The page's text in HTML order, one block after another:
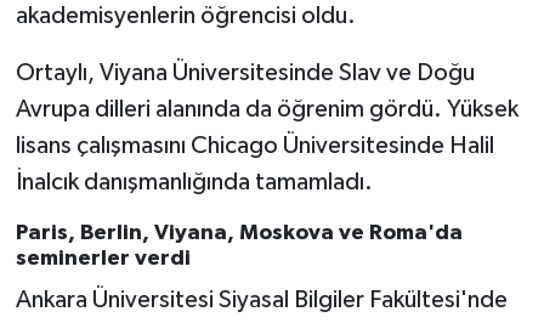
akademisyenlerin öğrencisi oldu.
Ortaylı, Viyana Üniversitesinde Slav ve Doğu
Avrupa dilleri alanında da öğrenim gördü. Yüksek
lisans çalışmasını Chicago Üniversitesinde Halil
İnalcık danışmanlığında tamamladı.
Paris, Berlin, Viyana, Moskova ve Roma'da
seminerler verdi
Ankara Üniversitesi Siyasal Bilgiler Fakültesi'nde